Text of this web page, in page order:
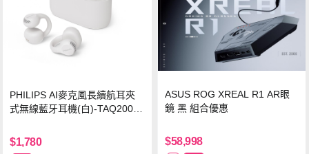
PHILIPS AI麥克風長續航耳夾
式無線藍牙耳機(白)-TAQ2000
$1,780
ASUS ROG XREAL R1 AR眼
鏡 黑 組合優惠
$58,998